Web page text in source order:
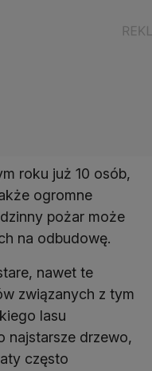
roku już 10 osób,
ogromne
pożar może
nawet te
związanych z tym
lasu
najstarsze drzewo,
często